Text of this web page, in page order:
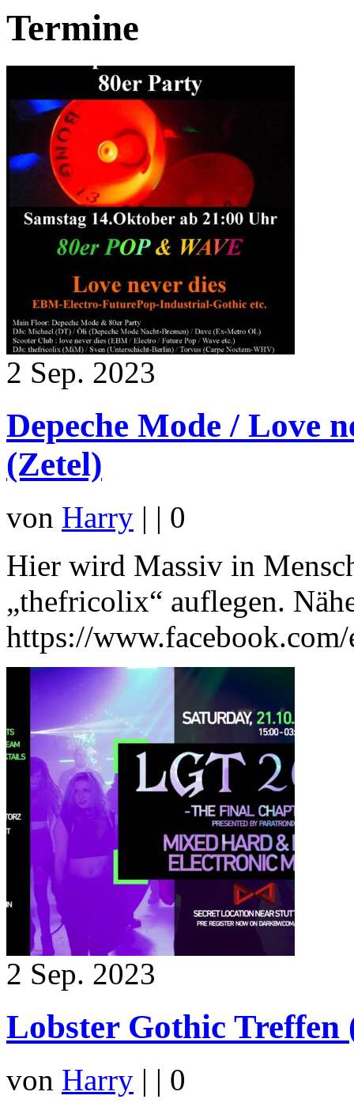
Termine
2 Sep. 2023
Depeche Mode / Love
(Zetel)
von Harry | | 0
Hier wird Massiv in
„thefricolix“ auflegen.
https://
2 Sep. 2023
Lobster Gothic
von Harry | | 0